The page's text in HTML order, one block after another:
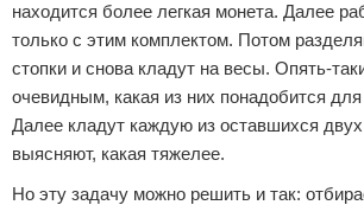
находится более легкая монета. Далее
только с этим комплектом. Потом
стопки и снова кладут на весы. Опять-
очевидным, какая из них понадобится для
Далее кладут каждую из оставшихся
выясняют, какая тяжелее.
Но эту задачу можно решить и так: